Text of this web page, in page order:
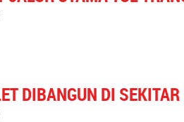
DIBANGUN DI SEKITAR